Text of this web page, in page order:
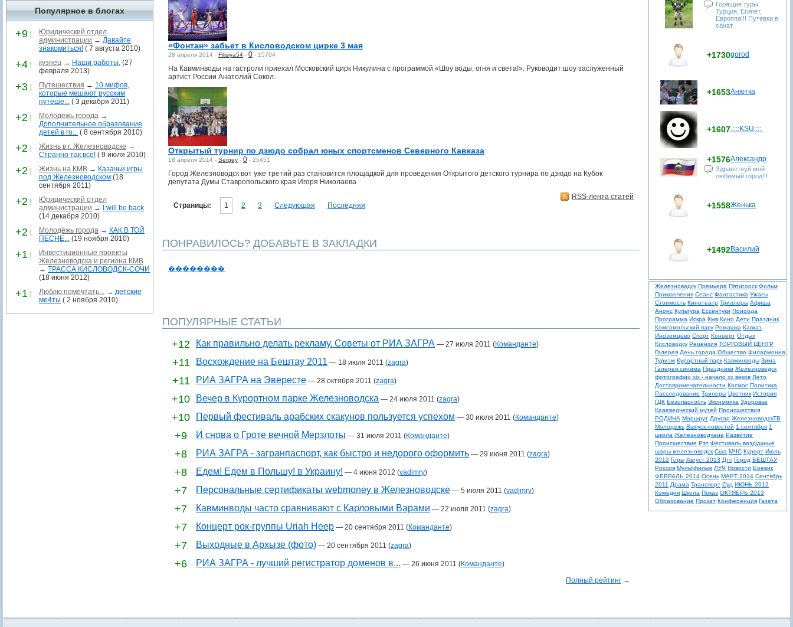
Популярное в блогах
+9↑
Юридический отдел
администрации → Давайте
знакомиться! ( 7 августа 2010)
+4↑ кузнец → Наши работы. (27
февраля 2013)
+3↑ Путешествия → 10 мифов,
которые мешают русским
путеше... ( 3 декабря 2011)
+2↑ Молодёжь города →
Дополнительное образование
детей в го... ( 8 сентября 2010)
+2↑ Жизнь в г. Железноводске →
Странно так всё! ( 9 июля 2010)
+2↑ Жизнь на КМВ → Казачьи игры
под Железноводском (18
сентября 2011)
+2↑
Юридический отдел
администрации →
I will be back
(14 декабря 2010)
+2↑ Молодёжь города → КАК В ТОЙ
ПЕСНЕ... (19 ноября 2010)
+1↑
Инвестиционные проекты
Железноводска и региона КМВ
→ ТРАССА КИСЛОВОДСК-СОЧИ
(18 июня 2012)
+1↑ Люблю помечтать... → детские
ме4ты ( 2 ноября 2010)
«Фонтан» забьет в Кисловодском цирке 3 мая
28 апреля 2014 - Filisiya54 - 0 - 15704
На Кавминводы на гастроли приехал Московский цирк Никулина с программой «Шоу воды, огня и света!». Руководит шоу заслуженный
артист России Анатолий Сокол.
Открытый турнир по дзюдо собрал юных спортсменов Северного Кавказа
18 апреля 2014 - Sergey - 0 - 25451
Город Железноводск вот уже третий раз становится площадкой для проведения Открытого детского турнира по дзюдо на Кубок
депутата Думы Ставропольского края Игоря Николаева
RSS-лента статей
Страницы:
1 2 3 Следующая Последняя
ПОНРАВИЛОСЬ? ДОБАВЬТЕ В ЗАКЛАДКИ
��������
ПОПУЛЯРНЫЕ СТАТЬИ
+12
Как правильно делать рекламу. Советы от РИА ЗАГРА — 27 июля 2011 (Команданте)
+11 Восхождение на Бештау 2011 — 18 июля 2011 (zagra)
+11 РИА ЗАГРА на Эвересте — 28 октября 2011 (zagra)
+10 Вечер в Курортном парке Железноводска — 24 июля 2011 (zagra)
+10 Первый фестиваль арабских скакунов пользуется успехом — 30 июля 2011 (Команданте)
+9 И снова о Гроте вечной Мерзлоты — 31 июля 2011 (Команданте)
+8 РИА ЗАГРА - загранпаспорт, как быстро и недорого оформить — 29 июня 2011 (zagra)
+8 Едем! Едем в Польшу! в Украину! — 4 июня 2012 (vadimry)
+7 Персональные сертификаты webmoney в Железноводске — 5 июля 2011 (vadimry)
+7 Кавминводы часто сравнивают с Карловыми Варами — 22 июля 2011 (zagra)
+7 Концерт рок-группы Uriah Heep — 20 сентября 2011 (Команданте)
+7 Выходные в Архызе (фото) — 20 сентября 2011 (zagra)
+6 РИА ЗАГРА - лучший регистратор доменов в... — 26 июня 2011 (Команданте)
Полный рейтинг →
Горящие туры
Турция, Египет,
Европпа!!! Путевки в
санат
gorod
+1730
Анютка
+1653
.::::KSU::::.
+1607
Александр
+1576
Здравствуй мой
любимый город!!!
Женька
+1558
Василий
+1492
Железноводск Премьера Пятигорск Фильм
Приключения Сеанс Фантастика Ужасы
Стоимость Кинотеатр Триллеры Афиша
Анонс Культура Ессентуки Природа
Программа Искра Кмв Кино Дети Праздник
Комсомольский парк Ромашка Кавказ
Иноземцево Спорт Концерт Отдых
Кисловодск Рецензия ТОРГОВЫЙ ЦЕНТР
Галерея День города Общество Филармония
Туризм Курортный парк Кавминводы Зима
Галерея синима Праздники Железноводск
фотографии xix - начало xx веков Лето
Достопримечательности Космос Политика
Расследование Трилеры Цветник История
ГДК Безопасность Экономика Здоровье
Краеведческий музей Происшествия
РОДИНА Маршрут Другар ЖелезноводскТВ
Молодежь Выпуск новостей 1 сентября 1
школа Железноводчане Развитие
Происшествие Рэт Фестиваль воздушные
шары железноводск Сша МЧС Курорт Июль
2012 Горы Август 2013 Дтп Город БЕШТАУ
Россия Мультфильм ЛУЧ Новости Боевик
ФЕВРАЛЬ 2014 Осень МАРТ 2014 Сентябрь
2011 Драма Транспорт Суд ИЮНЬ 2012
Комедия Школа Показ ОКТЯБРЬ 2013
Образование Прокат Конференция Газета